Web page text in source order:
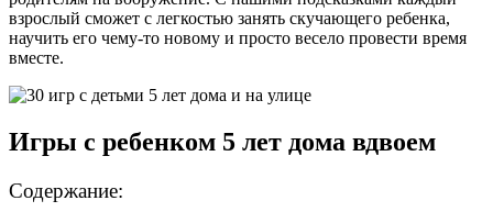
взрослый сможет с легкостью занять скучающего ребенка,
научить его чему-то новому и просто весело провести время
вместе.
Игры с ребенком 5 лет дома вдвоем
Содержание: